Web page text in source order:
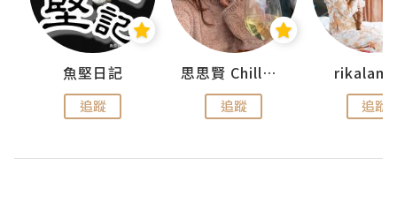
魚堅日記
追蹤
思思賢 ChillMyBabe
追蹤 追蹤